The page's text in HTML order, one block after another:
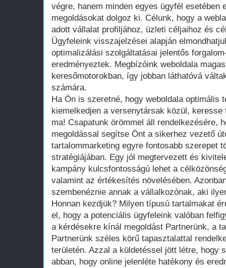
végre, hanem minden egyes ügyfél esetében
megoldásokat dolgoz ki. Célunk, hogy a
adott vállalat profiljához, üzleti céljaihoz és
Ügyfeleink visszajelzései alapján
optimalizálási szolgáltatásai jelentős
eredményeztek. Megbízóink weboldala
keresőmotorokban, így jobban láthatóvá
számára.
Ha Ön is szeretné, hogy weboldala optimális
kiemelkedjen a versenytársak közül,
ma! Csapatunk örömmel áll rendelkezésére,
megoldással segítse Önt a sikerhez vezető
tartalommarketing egyre fontosabb szerepet
stratégiájában. Egy jól megtervezett és
kampány kulcsfontosságú lehet a
valamint az értékesítés növelésében.
szembenéznie annak a vállalkozónak, aki
Honnan kezdjük? Milyen típusú tartalmakat
el, hogy a potenciális ügyfeleink valóban
a kérdésekre kínál megoldást Partnerünk, a
Partnerünk széles körű tapasztalattal
területén. Azzal a küldetéssel jött létre, hogy
abban, hogy online jelenléte hatékony és